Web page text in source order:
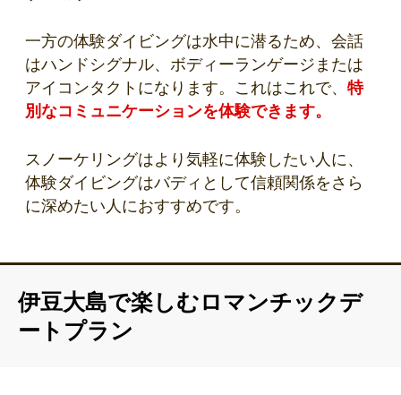
一方の体験ダイビングは水中に潜るため、会話
はハンドシグナル、ボディーランゲージまたは
アイコンタクトになります。これはこれで、 特
別なコミュニケーションを体験できます。
スノーケリングはより気軽に体験したい人に、
体験ダイビングはバディとして信頼関係をさら
に深めたい人におすすめです。
伊豆大島で楽しむロマンチックデ
ートプラン